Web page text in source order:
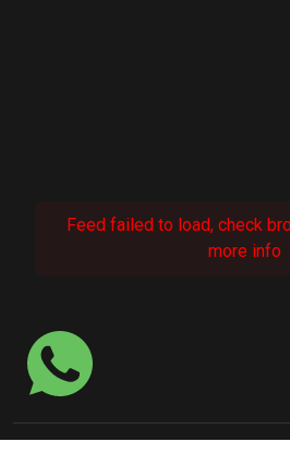
Feed failed to load, check
more info